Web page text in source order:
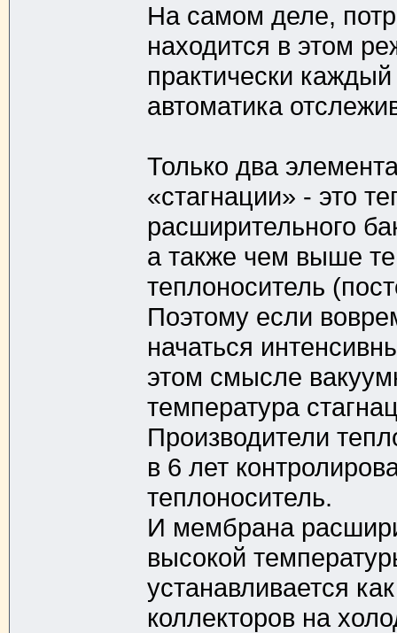
На самом деле,
находится в этом
практически
автоматика
Только два
«стагнации» - это
расширительного
а также чем выше
теплоноситель
Поэтому если
начаться
этом смысле
температура
Производители
в 6 лет
теплоноситель.
И мембрана
высокой
устанавливается
коллекторов на